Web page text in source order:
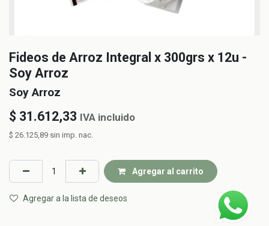
Fideos de Arroz Integral x 300grs x 12u -
Soy Arroz
Soy Arroz
$ 31.612,33 IVA incluido
$ 26.125,89 sin imp. nac.
Agregar al carrito
Agregar a la lista de deseos